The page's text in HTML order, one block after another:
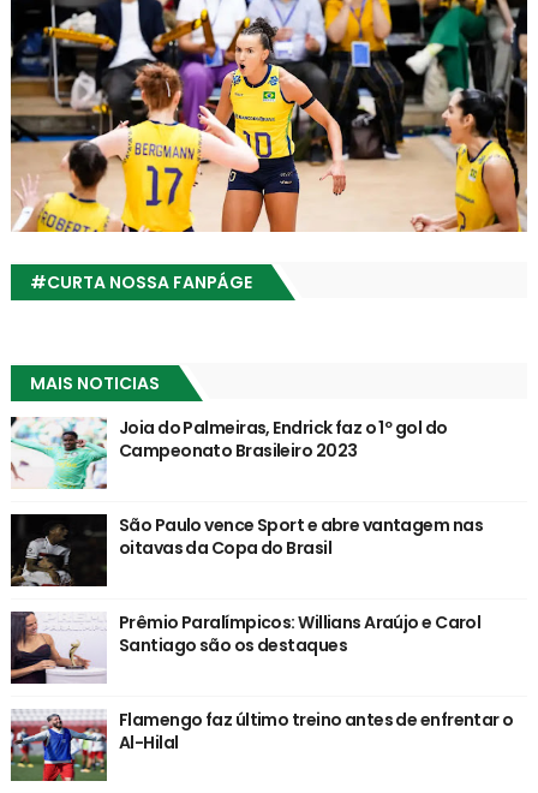
#CURTA NOSSA FANPÁGE
MAIS NOTICIAS
Joia do Palmeiras, Endrick faz o 1º gol do
Campeonato Brasileiro 2023
São Paulo vence Sport e abre vantagem nas
oitavas da Copa do Brasil
Prêmio Paralímpicos: Willians Araújo e Carol
Santiago são os destaques
Flamengo faz último treino antes de enfrentar o
Al-Hilal